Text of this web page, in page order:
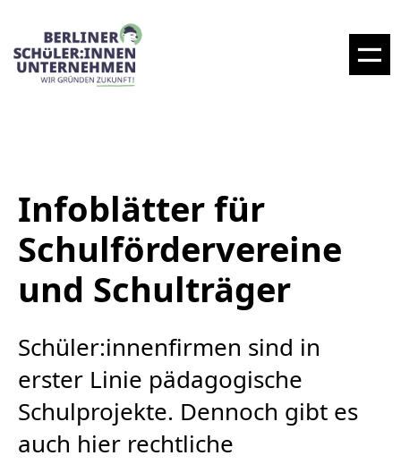
Infoblätter für
Schulfördervereine
und Schulträger
Schüler:innenfirmen sind in
erster Linie pädagogische
Schulprojekte. Dennoch gibt es
auch hier rechtliche